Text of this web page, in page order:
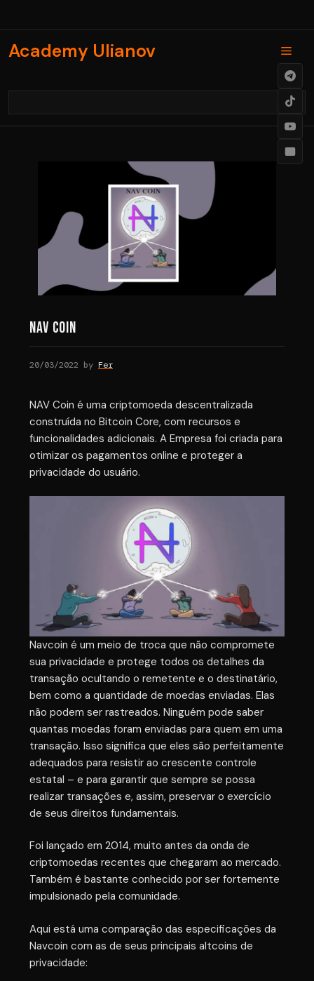
content
Academy Ulianov
NAV COIN
20/03/2022 by Fer
NAV Coin é uma criptomoeda descentralizada
construída no Bitcoin Core, com recursos e
funcionalidades adicionais. A Empresa foi criada para
otimizar os pagamentos online e proteger a
privacidade do usuário.
Navcoin é um meio de troca que não compromete
sua privacidade e protege todos os detalhes da
transação ocultando o remetente e o destinatário,
bem como a quantidade de moedas enviadas. Elas
não podem ser rastreados. Ninguém pode saber
quantas moedas foram enviadas para quem em uma
transação. Isso significa que eles são perfeitamente
adequados para resistir ao crescente controle
estatal – e para garantir que sempre se possa
realizar transações e, assim, preservar o exercício
de seus direitos fundamentais.
Foi lançado em 2014, muito antes da onda de
criptomoedas recentes que chegaram ao mercado.
Também é bastante conhecido por ser fortemente
impulsionado pela comunidade.
Aqui está uma comparação das especificações da
Navcoin com as de seus principais altcoins de
privacidade: